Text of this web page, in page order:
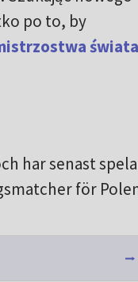
po to, by
świata
har senast
för